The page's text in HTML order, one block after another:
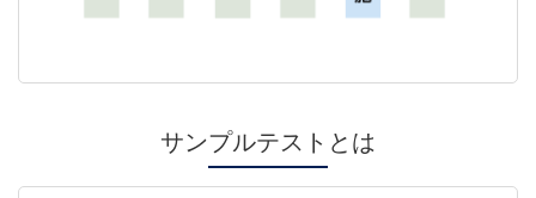
サンプルテストとは